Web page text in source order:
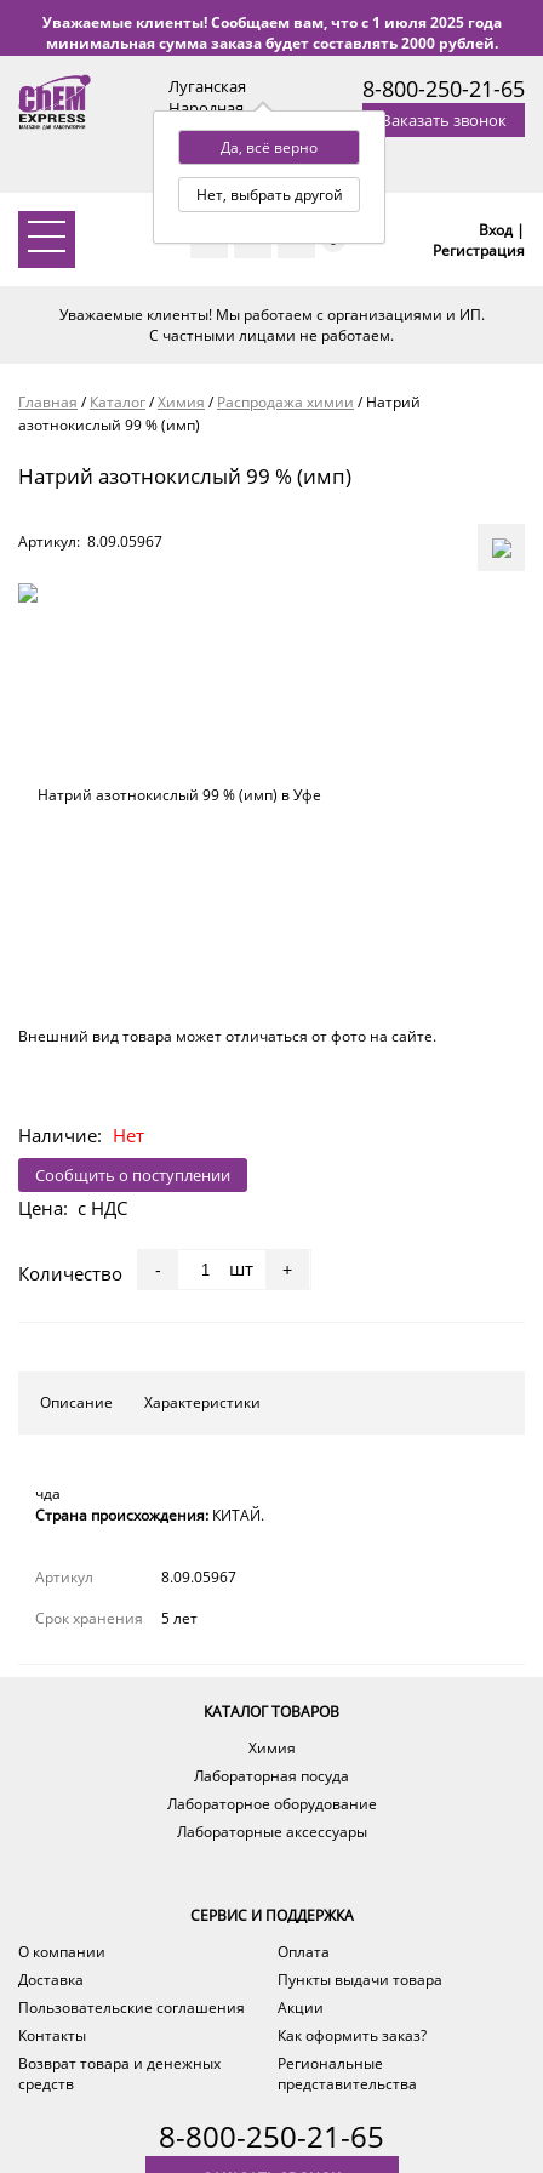
Уважаемые клиенты! Сообщаем вам, что с 1 июля 2025 года
минимальная сумма заказа будет составлять 2000 рублей.
Луганская
Народная
Республика
Да, всё верно
Нет, выбрать другой
с 9:00 до 18:00 по Уфе
(+2 МСК)
8-800-250-21-65
Заказать звонок
0
Вход |
Регистрация
Уважаемые клиенты! Мы работаем с организациями и ИП.
С частными лицами не работаем.
Главная /Каталог/Химия /Распродажа химии /Натрий
азотнокислый 99 % (имп)
Натрий азотнокислый 99 % (имп)
Артикул: 8.09.05967
Внешний вид товара может отличаться от фото на сайте.
Наличие: Нет
Сообщить о поступлении
Цена: с НДС
Количество - шт +
Описание Характеристики
чда
Страна происхождения: КИТАЙ.
Артикул
8.09.05967
Срок хранения
5 лет
КАТАЛОГ ТОВАРОВ
Химия
Лабораторная посуда
Лабораторное оборудование
Лабораторные аксессуары
СЕРВИС И ПОДДЕРЖКА
О компании
Оплата
Доставка
Пункты выдачи товара
Пользовательские соглашения
Акции
Контакты
Как оформить заказ?
Возврат товара и денежных
средств
Региональные
представительства
8-800-250-21-65